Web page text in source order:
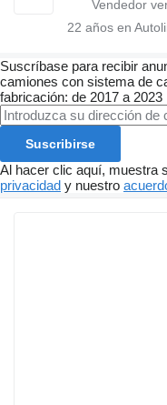
22 años en
Suscríbase para recibir
camiones con sistema de
fabricación: de 2017 a 2023
Suscribirse
Al hacer clic aquí, muestra
privacidad y nuestro